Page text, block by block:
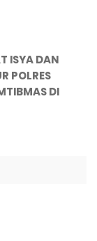
ISYA DAN
POLRES
DI